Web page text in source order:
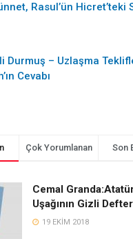
Rasul’ün Hicret’teki
Durmuş – Uzlaşma
Cevabı
Çok Yorumlanan Son
Cemal
Uşağının Gizli
19 EKIM 2018